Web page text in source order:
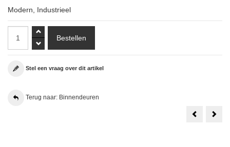
Modern Industrieel
Stel een vraag over dit artikel
Terug naar: Binnendeuren
Weekamp
WK6852